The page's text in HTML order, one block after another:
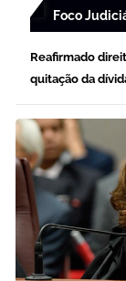
Foco
Reafirmado
quitação da